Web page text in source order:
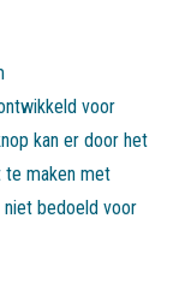
voor
kan er door het
te maken met
bedoeld voor